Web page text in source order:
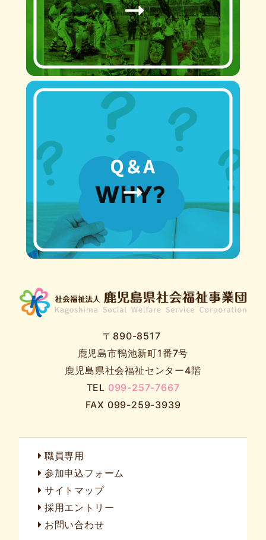
〒890-8517
鹿児島市鴨池新町1番7号
鹿児島県社会福祉センター4階
TEL 099-257-7667
FAX 099-259-3939
職員専用
参加申込フォーム
サイトマップ
採用エントリー
お問い合わせ